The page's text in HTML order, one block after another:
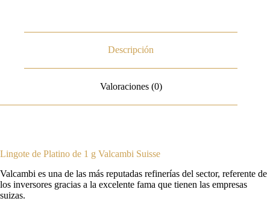
Descripción
Valoraciones (0)
Lingote de Platino de 1 g Valcambi Suisse
Valcambi es una de las más reputadas refinerías del sector, referente de
los inversores gracias a la excelente fama que tienen las empresas
suizas.